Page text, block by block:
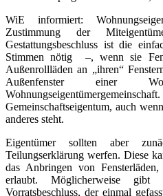
WiE informiert:
Zustimmung der
Gestattungsbeschluss ist die
Stimmen nötig –, wenn sie
Außenrollläden an „ihren“
Außenfenster einer
Gemeinschaftseigentum, auch
anderes steht.
Eigentümer sollten aber
Teilungserklärung werfen. Diese
das Anbringen von
erlaubt. Möglicherweise